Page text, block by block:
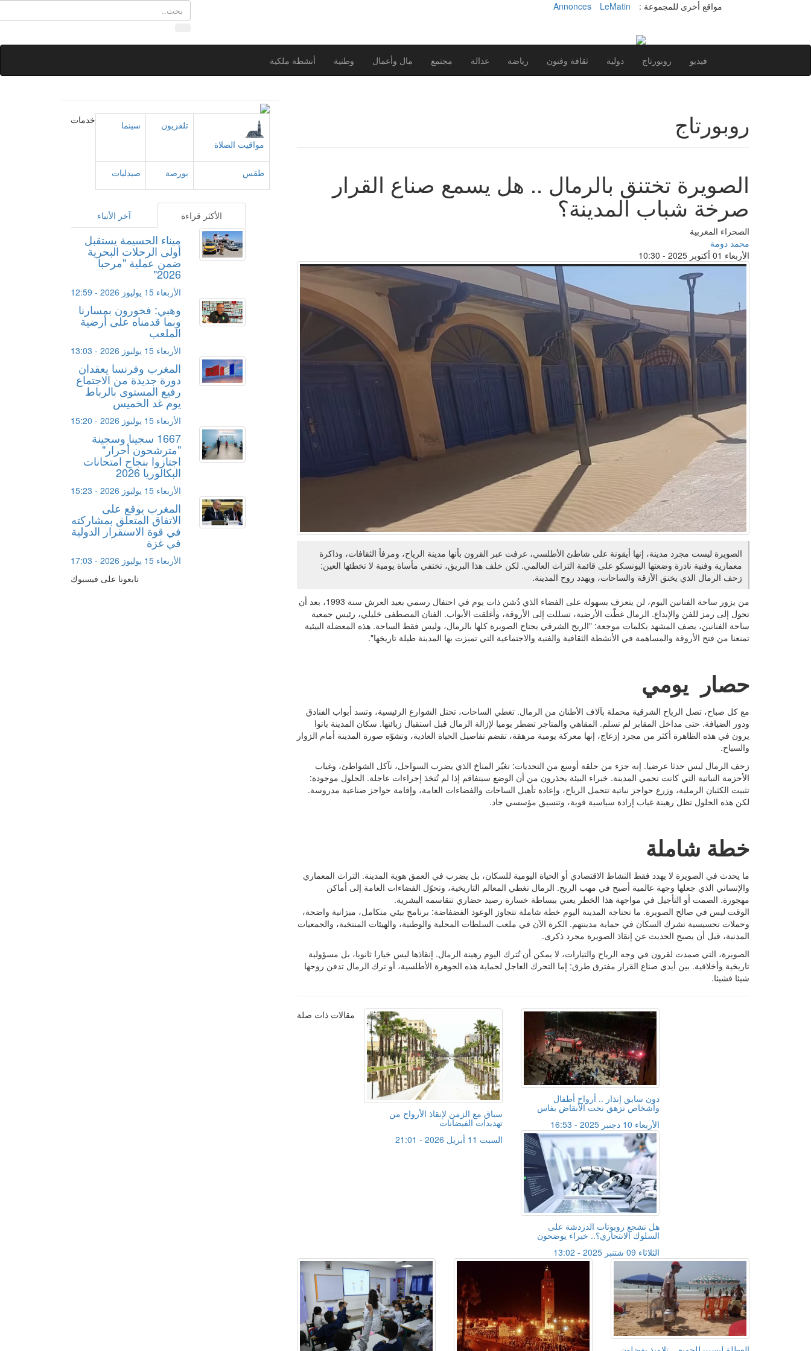
مواقع أخرى للمجموعة : LeMatin
Annonces
أنشطة ملكية وطنية مال وأعمال مجتمع عدالة رياضة ثقافة وفنون دولية روبورتاج فيديو
روبورتاج
الصويرة تختنق بالرمال .. هل يسمع صناع القرار
صرخة شباب المدينة؟
الصحراء المغربية
محمد دومة
الأربعاء 01 أكتوبر 2025 - 10:30
الصويرة ليست مجرد مدينة، إنها أيقونة على شاطئ الأطلسي، عرفت عبر القرون بأنها مدينة الرياح، ومرفأ الثقافات، وذاكرة
معمارية وفنية نادرة وضعتها اليونسكو على قائمة التراث العالمي. لكن خلف هذا البريق، تختفي مأساة يومية لا تخطئها العين:
زحف الرمال الذي يخنق الأزقة والساحات، ويهدد روح المدينة.
من يزور ساحة الفنانين اليوم، لن يتعرف بسهولة على الفضاء الذي دُشن ذات يوم في احتفال رسمي بعيد العرش سنة 1993، بعد أن
تحول إلى رمز للفن والإبداع. الرمال غطّت الأرضية، تسللت إلى الأروقة، وأغلقت الأبواب. الفنان المصطفى خليلي، رئيس جمعية
ساحة الفنانين، يصف المشهد بكلمات موجعة: "الريح الشرقي يجتاح الصويرة كلها بالرمال، وليس فقط الساحة. هذه المعضلة البيئية
تمنعنا من فتح الأروقة والمساهمة في الأنشطة الثقافية والفنية والاجتماعية التي تميزت بها المدينة طيلة تاريخها".
حصار يومي
مع كل صباح، تصل الرياح الشرقية محملة بآلاف الأطنان من الرمال. تغطي الساحات، تحتل الشوارع الرئيسية، وتسد أبواب الفنادق
ودور الضيافة. حتى مداخل المقابر لم تسلم. المقاهي والمتاجر تضطر يوميا لإزالة الرمال قبل استقبال زبائنها. سكان المدينة باتوا
يرون في هذه الظاهرة أكثر من مجرد إزعاج، إنها معركة يومية مرهقة، تقضم تفاصيل الحياة العادية، وتشوّه صورة المدينة أمام الزوار
والسياح.
زحف الرمال ليس حدثا عرضيا. إنه جزء من حلقة أوسع من التحديات: تغيّر المناخ الذي يضرب السواحل، تآكل الشواطئ، وغياب
الأحزمة النباتية التي كانت تحمي المدينة. خبراء البيئة يحذرون من أن الوضع سيتفاقم إذا لم تُتخذ إجراءات عاجلة. الحلول موجودة:
تثبيت الكثبان الرملية، وزرع حواجز نباتية تتحمل الرياح، وإعادة تأهيل الساحات والفضاءات العامة، وإقامة حواجز صناعية مدروسة.
لكن هذه الحلول تظل رهينة غياب إرادة سياسية قوية، وتنسيق مؤسسي جاد.
خطة شاملة
ما يحدث في الصويرة لا يهدد فقط النشاط الاقتصادي أو الحياة اليومية للسكان، بل يضرب في العمق هوية المدينة. التراث المعماري
والإنساني الذي جعلها وجهة عالمية أصبح في مهب الريح. الرمال تغطي المعالم التاريخية، وتحوّل الفضاءات العامة إلى أماكن
مهجورة. الصمت أو التأجيل في مواجهة هذا الخطر يعني ببساطة خسارة رصيد حضاري تتقاسمه البشرية.
الوقت ليس في صالح الصويرة. ما تحتاجه المدينة اليوم خطة شاملة تتجاوز الوعود الفضفاضة: برنامج بيئي متكامل، ميزانية واضحة،
وحملات تحسيسية تشرك السكان في حماية مدينتهم. الكرة الآن في ملعب السلطات المحلية والوطنية، والهيئات المنتخبة، والجمعيات
المدنية، قبل أن يصبح الحديث عن إنقاذ الصويرة مجرد ذكرى.
الصويرة، التي صمدت لقرون في وجه الرياح والتيارات، لا يمكن أن تُترك اليوم رهينة الرمال. إنقاذها ليس خيارا ثانويا، بل مسؤولية
تاريخية وأخلاقية. بين أيدي صناع القرار مفترق طرق: إما التحرك العاجل لحماية هذه الجوهرة الأطلسية، أو ترك الرمال تدفن روحها
شيئا فشيئا.
مقالات ذات صلة
سباق مع الزمن لإنقاذ الأرواح من
تهديدات الفيضانات
السبت 11 أبريل 2026 - 21:01
دون سابق إنذار .. أرواح أطفال
وأشخاص تزهق تحت الأنقاض بفاس
الأربعاء 10 دجنبر 2025 - 16:53
هل تشجع روبوتات الدردشة على
السلوك الانتحاري؟.. خبراء يوضحون
الثلاثاء 09 شتنبر 2025 - 13:02
خدمات
مواقيت الصلاة
تلفزيون سينما
طقس بورصة صيدليات
الأكثر قراءة آخر الأنباء
ميناء الحسيمة يستقبل
أولى الرحلات البحرية
ضمن عملية "مرحبا
2026"
الأربعاء 15 يوليوز 2026 - 12:59
وهبي: فخورون بمسارنا
وبما قدمناه على أرضية
الملعب
الأربعاء 15 يوليوز 2026 - 13:03
المغرب وفرنسا يعقدان
دورة جديدة من الاجتماع
رفيع المستوى بالرباط
يوم غد الخميس
الأربعاء 15 يوليوز 2026 - 15:20
1667 سجينا وسجينة
"مترشحون أحرار"
اجتازوا بنجاح امتحانات
البكالوريا 2026
الأربعاء 15 يوليوز 2026 - 15:23
المغرب يوقع على
الاتفاق المتعلق بمشاركته
في قوة الاستقرار الدولية
في غزة
الأربعاء 15 يوليوز 2026 - 17:03
تابعونا على فيسبوك